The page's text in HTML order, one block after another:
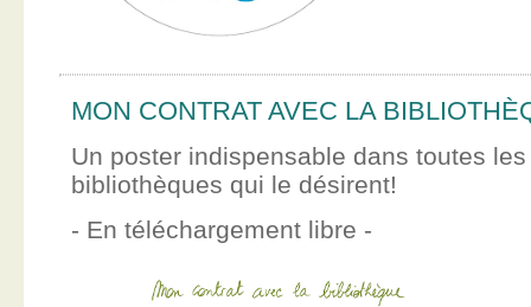
MON CONTRAT AVEC LA
Un poster indispensable dans toutes
bibliothèques qui le désirent!
- En téléchargement libre -